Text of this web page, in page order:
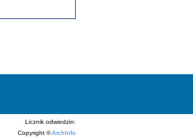
Licznik odwiedzin:
Copyright ©ArchInfo